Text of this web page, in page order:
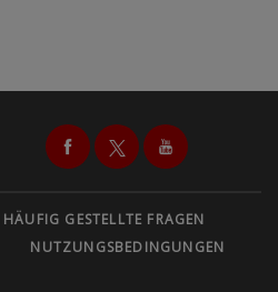
HÄUFIG GESTELLTE FRAGEN
NUTZUNGSBEDINGUNGEN